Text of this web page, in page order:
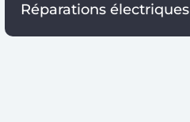
Réparations électriques